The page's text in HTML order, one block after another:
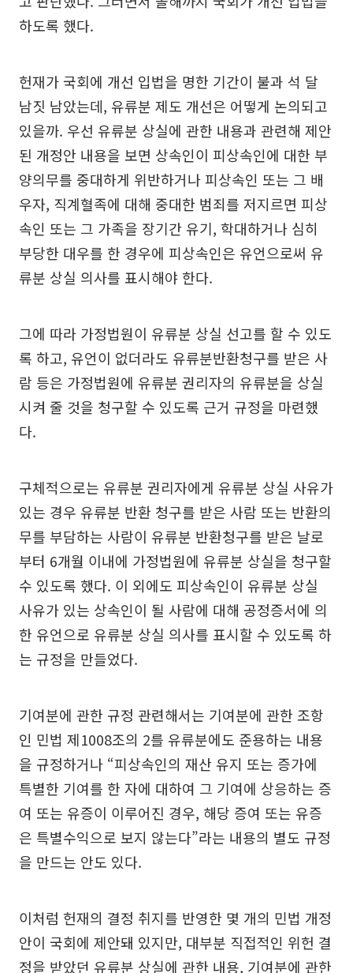
하도록 했다.
헌재가 국회에 개선 입법을 명한 기간이 불과 석 달
남짓 남았는데, 유류분 제도 개선은 어떻게 논의되고
있을까. 우선 유류분 상실에 관한 내용과 관련해 제안
된 개정안 내용을 보면 상속인이 피상속인에 대한 부
양의무를 중대하게 위반하거나 피상속인 또는 그 배
우자, 직계혈족에 대해 중대한 범죄를 저지르면 피상
속인 또는 그 가족을 장기간 유기, 학대하거나 심히
부당한 대우를 한 경우에 피상속인은 유언으로써 유
류분 상실 의사를 표시해야 한다.
그에 따라 가정법원이 유류분 상실 선고를 할 수 있도
록 하고, 유언이 없더라도 유류분반환청구를 받은 사
람 등은 가정법원에 유류분 권리자의 유류분을 상실
시켜 줄 것을 청구할 수 있도록 근거 규정을 마련했
다.
구체적으로는 유류분 권리자에게 유류분 상실 사유가
있는 경우 유류분 반환 청구를 받은 사람 또는 반환의
무를 부담하는 사람이 유류분 반환청구를 받은 날로
부터 6개월 이내에 가정법원에 유류분 상실을 청구할
수 있도록 했다. 이 외에도 피상속인이 유류분 상실
사유가 있는 상속인이 될 사람에 대해 공정증서에 의
한 유언으로 유류분 상실 의사를 표시할 수 있도록 하
는 규정을 만들었다.
기여분에 관한 규정 관련해서는 기여분에 관한 조항
인 민법 제1008조의 2를 유류분에도 준용하는 내용
을 규정하거나 “피상속인의 재산 유지 또는 증가에
특별한 기여를 한 자에 대하여 그 기여에 상응하는 증
여 또는 유증이 이루어진 경우, 해당 증여 또는 유증
은 특별수익으로 보지 않는다”라는 내용의 별도 규정
을 만드는 안도 있다.
이처럼 헌재의 결정 취지를 반영한 몇 개의 민법 개정
안이 국회에 제안돼 있지만, 대부분 직접적인 위헌 결
정을 받았던 유류분 상실에 관한 내용, 기여분에 관한